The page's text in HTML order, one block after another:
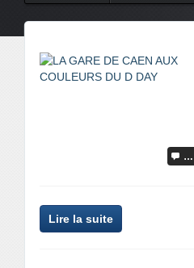
…
Lire la suite